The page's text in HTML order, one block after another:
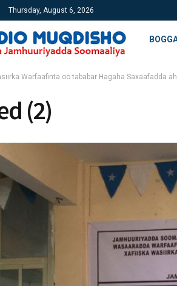
Thursday, August 6, 2026
Warfaafinta oo tababar Hagaha Saxaafadda
(2)